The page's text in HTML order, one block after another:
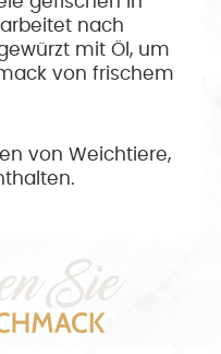
nach
mit Öl, um
von frischem
von Weichtiere,